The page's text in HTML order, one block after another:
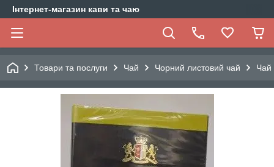
Інтернет-магазин кави та чаю
Товари та послуги Чай Чорний листовий чай Чай